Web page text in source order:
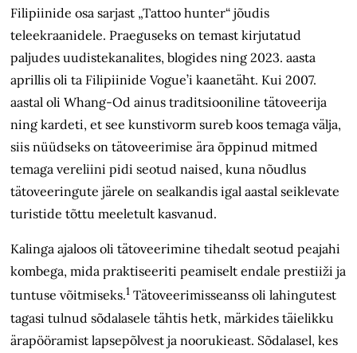
Filipiinide osa sarjast „Tattoo hunter“ jõudis
teleekraanidele. Praeguseks on temast kirjutatud
paljudes uudistekanalites, blogides ning 2023. aasta
aprillis oli ta Filipiinide Vogue’i kaanetäht. Kui 2007.
aastal oli Whang-Od ainus traditsiooniline tätoveerija
ning kardeti, et see kunstivorm sureb koos temaga välja,
siis nüüdseks on tätoveerimise ära õppinud mitmed
temaga vereliini pidi seotud naised, kuna nõudlus
tätoveeringute järele on sealkandis igal aastal seiklevate
turistide tõttu meeletult kasvanud.
Kalinga ajaloos oli tätoveerimine tihedalt seotud peajahi
kombega, mida praktiseeriti peamiselt endale prestiiži ja
tuntuse võitmiseks.1 Tätoveerimisseanss oli lahingutest
tagasi tulnud sõdalasele tähtis hetk, märkides täielikku
ärapööramist lapsepõlvest ja noorukieast. Sõdalasel, kes